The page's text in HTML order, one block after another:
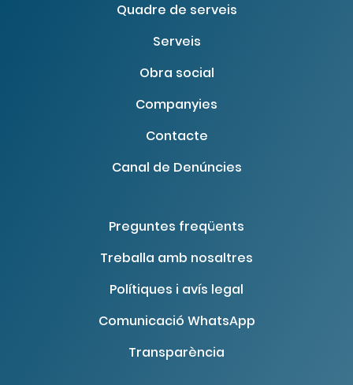
Quadre de serveis
Serveis
Obra social
Companyies
Contacte
Canal de Denúncies
Preguntes freqüents
Treballa amb nosaltres
Polítiques i avís legal
Comunicació WhatsApp
Transparència